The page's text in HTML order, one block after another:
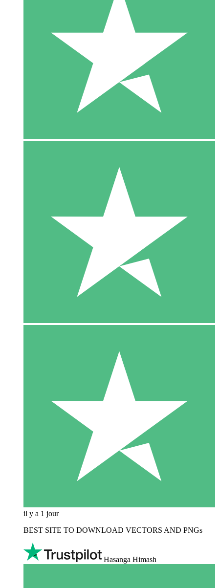
il y a 1 jour
BEST SITE TO DOWNLOAD VECTORS AND PNGs
Hasanga Himash